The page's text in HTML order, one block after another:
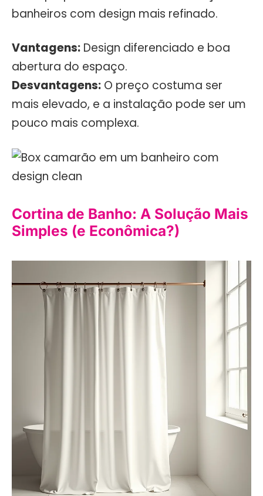
banheiros com design mais refinado.
Vantagens: Design diferenciado e boa
abertura do espaço.
Desvantagens: O preço costuma ser
mais elevado, e a instalação pode ser um
pouco mais complexa.
Cortina de Banho: A Solução Mais
Simples (e Econômica?)